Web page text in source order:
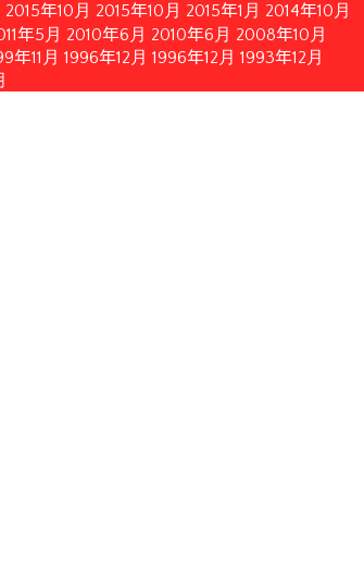
2015年10月 2015年10月 2015年1月 2014年10月
年5月 2010年6月 2010年6月 2008年10月
年11月 1996年12月 1996年12月 1993年12月